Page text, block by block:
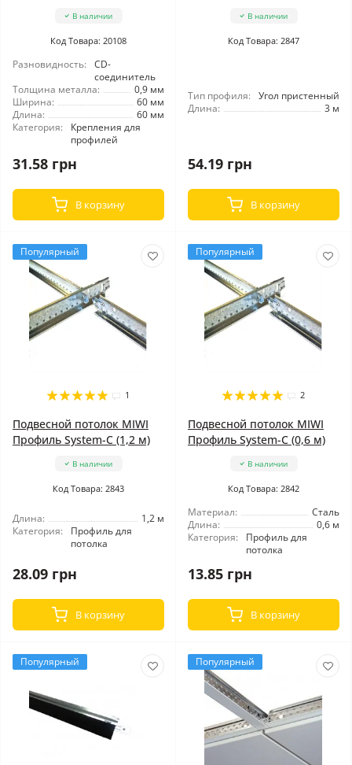
В наличии
Код Товара: 20108
Разновидность:
CD-
соединитель
Толщина металла:
0,9 мм
Ширина:
60 мм
Длина:
60 мм
Категория:
Крепления для
профилей
31.58 грн
В корзину
В наличии
Код Товара: 2847
Тип профиля:
Угол пристенный
Длина:
3 м
54.19 грн
В корзину
Популярный
1
Подвесной потолок MIWI
Профиль System-C (1,2 м)
В наличии
Код Товара: 2843
Длина:
1,2 м
Категория:
Профиль для
потолка
28.09 грн
В корзину
Популярный
2
Подвесной потолок MIWI
Профиль System-C (0,6 м)
В наличии
Код Товара: 2842
Материал:
Сталь
Длина:
0,6 м
Категория:
Профиль для
потолка
13.85 грн
В корзину
Популярный Популярный